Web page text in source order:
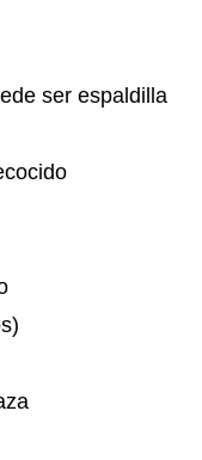
ser espaldilla